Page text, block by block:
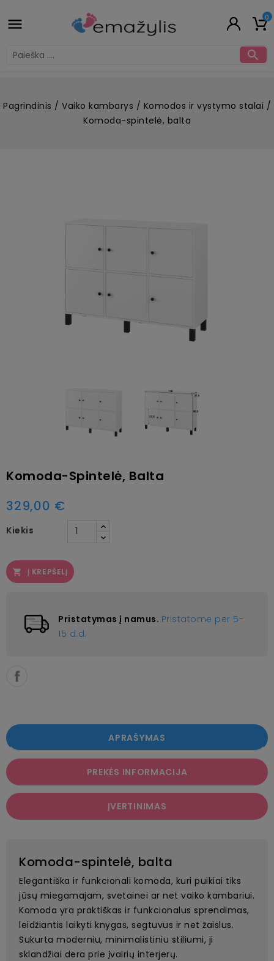
 0

Pagrindinis Vaiko kambarys
Komodos ir vystymo stalai
Komoda-spintelė, balta
Komoda-Spintelė, Balta
329,00 €
Kiekis
 Į KREPŠELĮ
Pristatymas į namus. Pristatome per 5-
15 d.d.
APRAŠYMAS
PREKĖS INFORMACIJA
ĮVERTINIMAS
Komoda-spintelė, balta
Elegantiška ir funkcionali komoda, kuri puikiai tiks
jūsų miegamajam, svetainei ar net vaiko kambariui.
Komoda yra praktiškas ir funkcionalus sprendimas,
leidžiantis laikyti knygas, segtuvus ir net žaislus.
Sukurta moderniu, minimalistiniu stiliumi, ji
sklandžiai dera prie įvairių interjerų.